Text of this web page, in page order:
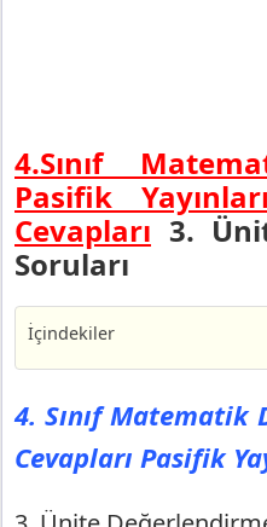
4.Sınıf
Pasifik
Cevapları 3.
Soruları
İçindekiler
4. Sınıf Matematik Ders
Pasifik Yayınları
3. Ünite
4. Sınıf Matematik Ders
4. Sınıf Matematik Ders
4. Sınıf Matematik
Cevapları Pasifik